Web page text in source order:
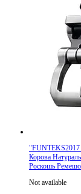
"FUNTEKS2017
Корова
Роскошь
Not available